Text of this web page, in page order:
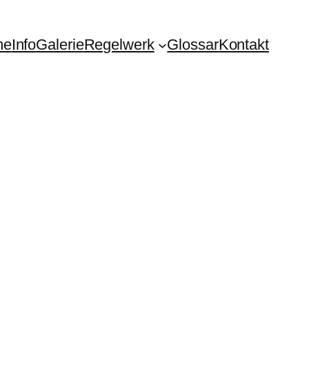
InfoGalerieRegelwerk GlossarKontakt